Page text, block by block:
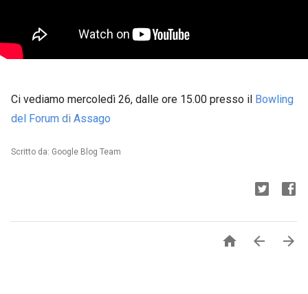
Ci vediamo mercoledì 26, dalle ore 15.00 presso il Bowling
del Forum di Assago
Scritto da: Google Blog Team
  